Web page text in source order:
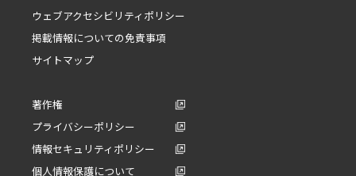
ウェブアクセシビリティポリシー
掲載情報についての免責事項
サイトマップ
著作権
プライバシーポリシー
情報セキュリティポリシー
個人情報保護について